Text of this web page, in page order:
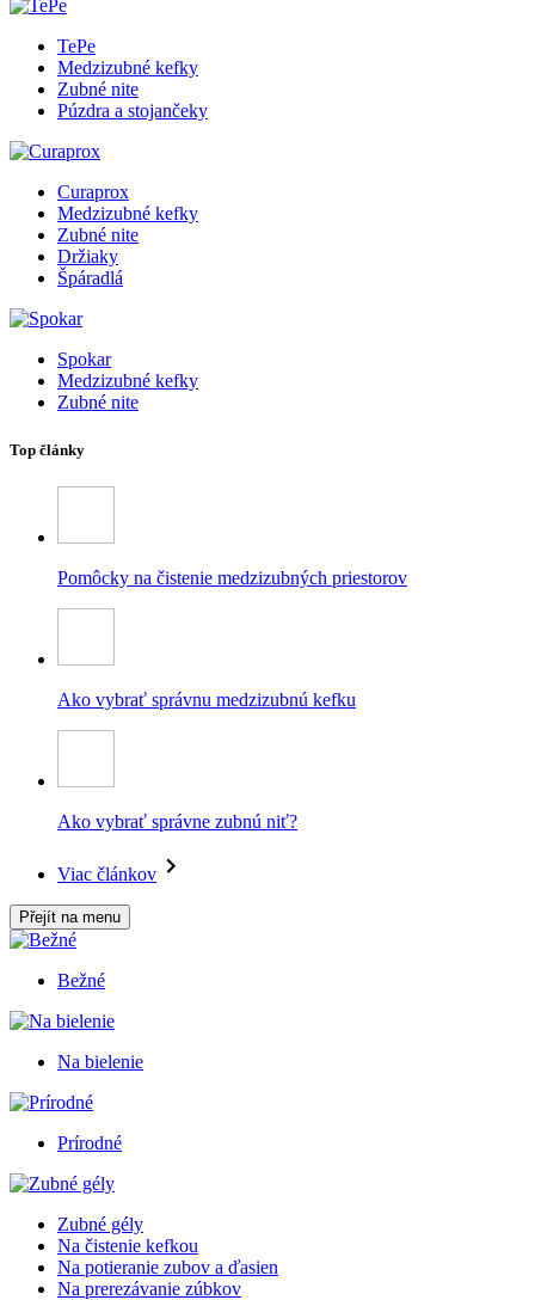
TePe
Medzizubné kefky
Zubné nite
Púzdra a stojančeky
Curaprox
Medzizubné kefky
Zubné nite
Držiaky
Špáradlá
Spokar
Medzizubné kefky
Zubné nite
Top články
Pomôcky na čistenie medzizubných priestorov
Ako vybrať správnu medzizubnú kefku
Ako vybrať správne zubnú niť?
Viac článkov
Přejít na menu
Bežné
Na bielenie
Prírodné
Zubné gély
Na čistenie kefkou
Na potieranie zubov a ďasien
Na prerezávanie zúbkov